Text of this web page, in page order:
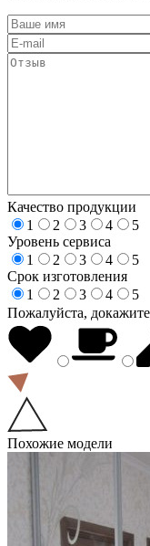
Качество продукции
1
2 3 4
5
Уровень сервиса
1
2 3 4
5
Срок изготовления
1
2 3 4
5
Пожалуйста,
Похожие модели